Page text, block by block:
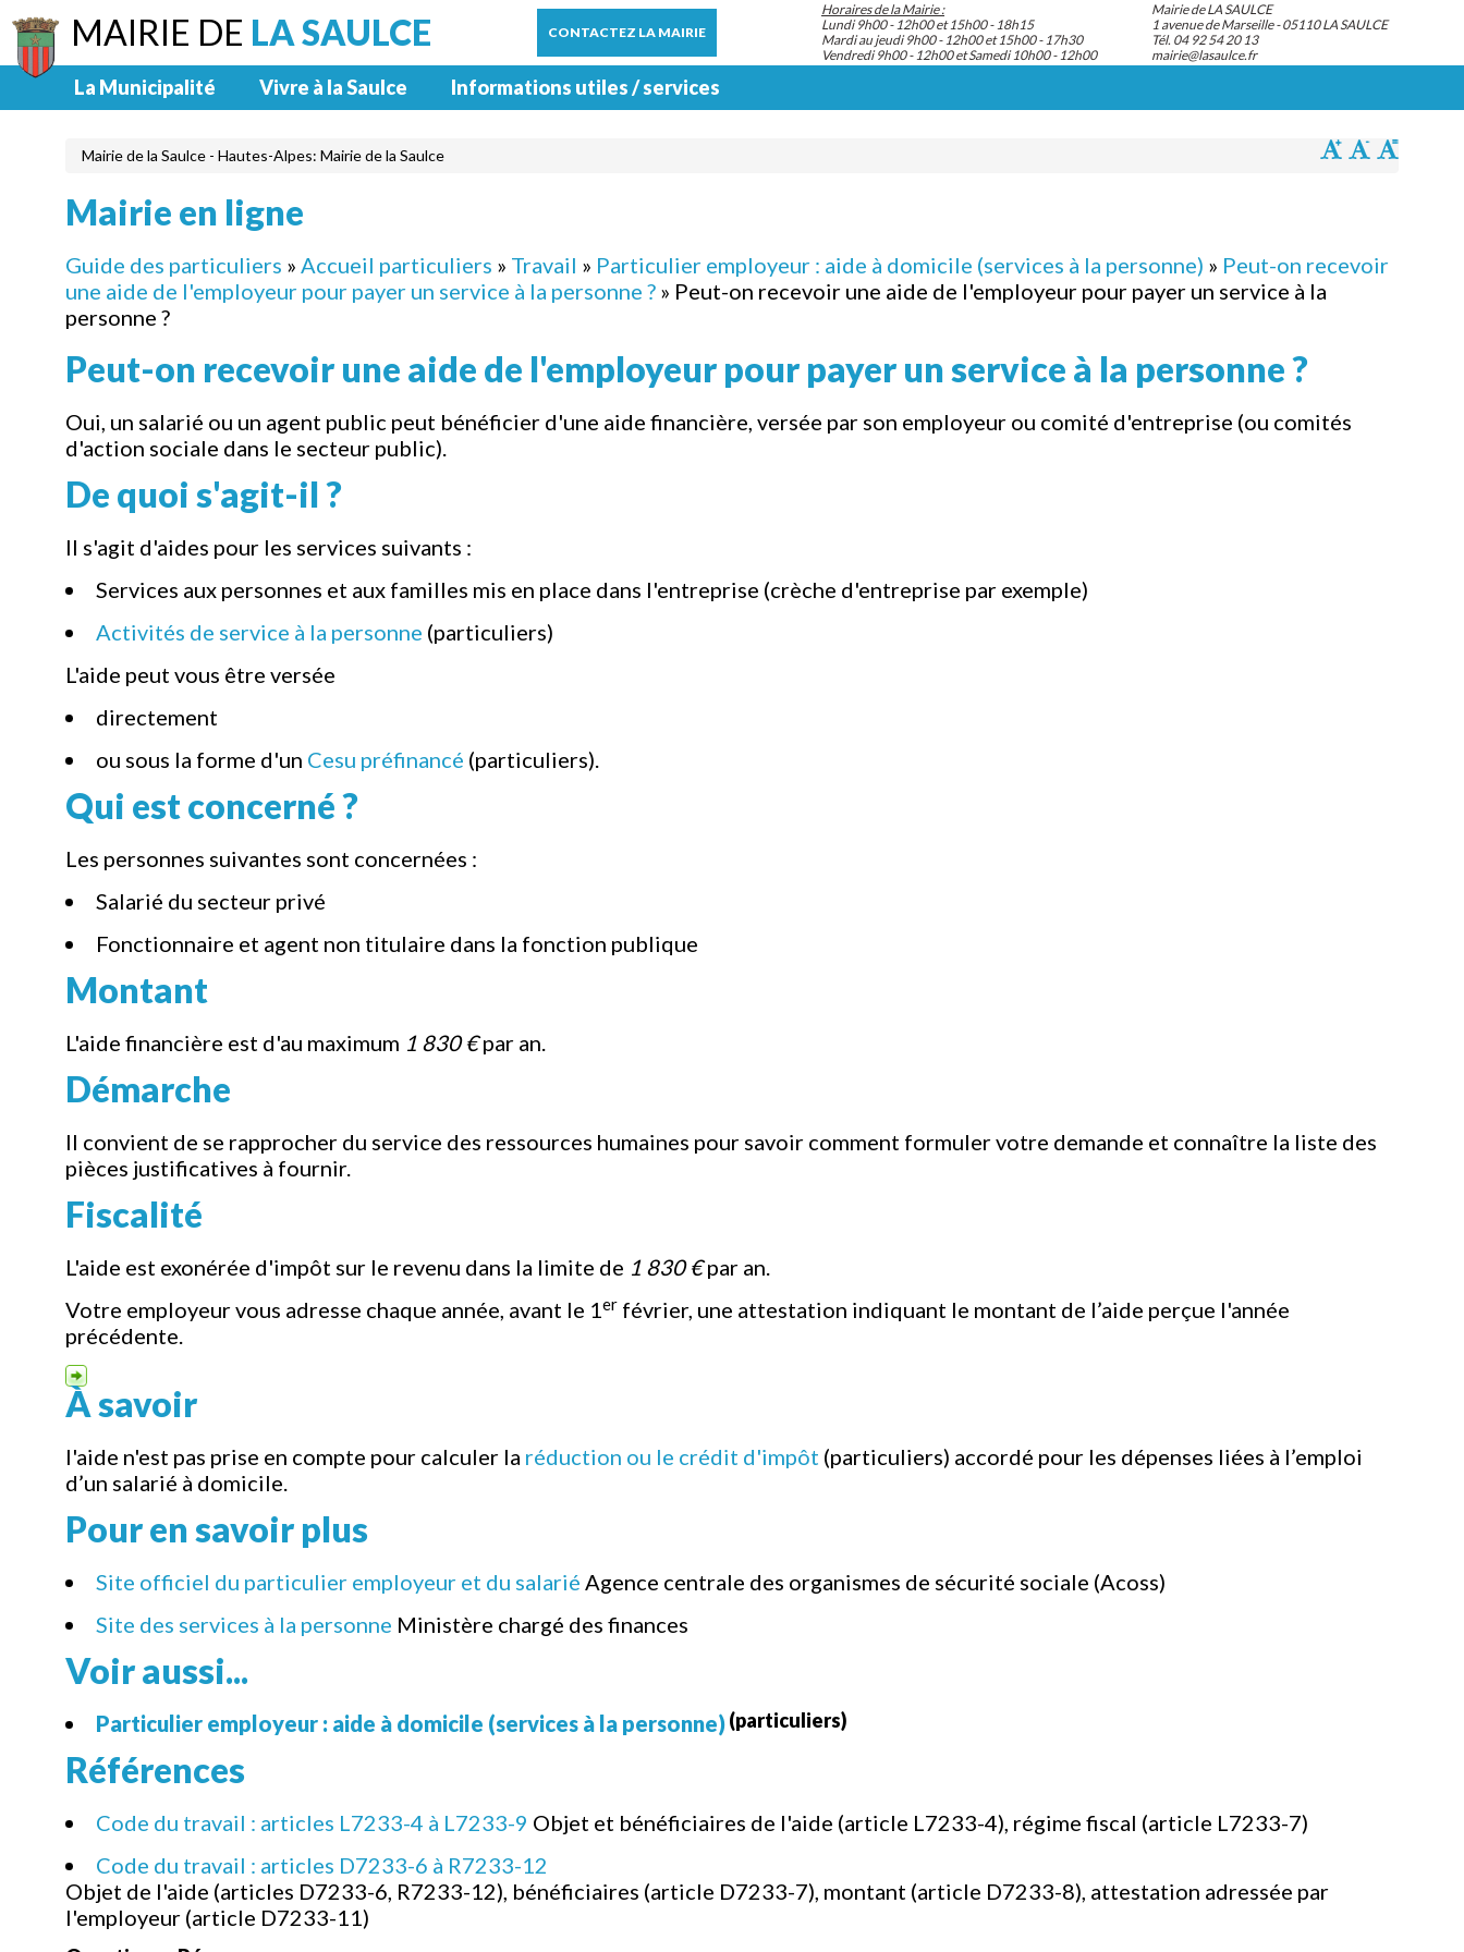
MAIRIE DE LA SAULCE CONTACTEZ LA MAIRIE
Horaires de la Mairie :
Lundi 9h00 - 12h00 et 15h00 - 18h15
Mardi au jeudi 9h00 - 12h00 et 15h00 - 17h30
Vendredi 9h00 - 12h00 et Samedi 10h00 - 12h00
Mairie de LA SAULCE
1 avenue de Marseille - 05110 LA SAULCE
Tél. 04 92 54 20 13
mairie@lasaulce.fr
La Municipalité Vivre à la Saulce Informations utiles / services
Mairie de la Saulce - Hautes-Alpes: Mairie de la Saulce
Mairie en ligne
Guide des particuliers » Accueil particuliers » Travail » Particulier employeur : aide à domicile (services à la personne) » Peut-on recevoir
une aide de l'employeur pour payer un service à la personne ? » Peut-on recevoir une aide de l'employeur pour payer un service à la
personne ?
Peut-on recevoir une aide de l'employeur pour payer un service à la personne ?
Oui, un salarié ou un agent public peut bénéficier d'une aide financière, versée par son employeur ou comité d'entreprise (ou comités
d'action sociale dans le secteur public).
De quoi s'agit-il ?
Il s'agit d'aides pour les services suivants :
Services aux personnes et aux familles mis en place dans l'entreprise (crèche d'entreprise par exemple)
Activités de service à la personne (particuliers)
L'aide peut vous être versée
directement
ou sous la forme d'un Cesu préfinancé (particuliers).
Qui est concerné ?
Les personnes suivantes sont concernées :
Salarié du secteur privé
Fonctionnaire et agent non titulaire dans la fonction publique
Montant
L'aide financière est d'au maximum 1 830 €par an.
Démarche
Il convient de se rapprocher du service des ressources humaines pour savoir comment formuler votre demande et connaître la liste des
pièces justificatives à fournir.
Fiscalité
L'aide est exonérée d'impôt sur le revenu dans la limite de 1 830 €par an.
Votre employeur vous adresse chaque année, avant le 1er février, une attestation indiquant le montant de l’aide perçue l'année
précédente.
À savoir
l'aide n'est pas prise en compte pour calculer la réduction ou le crédit d'impôt (particuliers) accordé pour les dépenses liées à l’emploi
d’un salarié à domicile.
Pour en savoir plus
Site officiel du particulier employeur et du salarié Agence centrale des organismes de sécurité sociale (Acoss)
Site des services à la personne Ministère chargé des finances
Voir aussi...
Particulier employeur : aide à domicile (services à la personne)(particuliers)
Références
Code du travail : articles L7233-4 à L7233-9 Objet et bénéficiaires de l'aide (article L7233-4), régime fiscal (article L7233-7)
Code du travail : articles D7233-6 à R7233-12
Objet de l'aide (articles D7233-6, R7233-12), bénéficiaires (article D7233-7), montant (article D7233-8), attestation adressée par
l'employeur (article D7233-11)